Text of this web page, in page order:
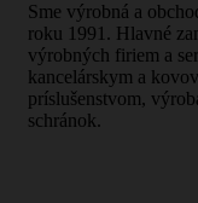
Sme výrobná a
roku 1991. Hlavné
výrobných firiem a
kancelárskym a
príslušenstvom,
schránok.